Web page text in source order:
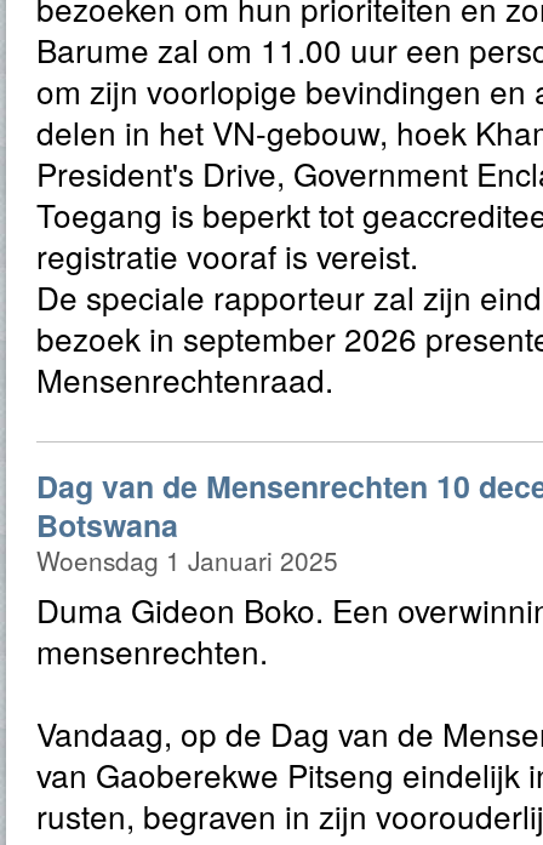
Barume zal om 11.00 uur een
om zijn voorlopige bevindingen en
delen in het VN-gebouw, hoek
President's Drive, Government
Toegang is beperkt tot
registratie vooraf is vereist.
De speciale rapporteur zal zijn
bezoek in september 2026
Mensenrechtenraad.
Dag van de Mensenrechten 10
Botswana
Woensdag 1 Januari 2025
Duma Gideon Boko. Een
mensenrechten.
Vandaag, op de Dag van de
van Gaoberekwe Pitseng eindelijk
rusten, begraven in zijn